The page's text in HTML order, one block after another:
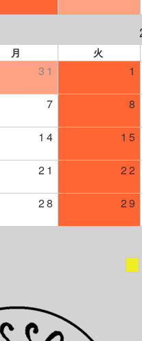
月 火
31 1
7 8
14 15
21 22
28 29